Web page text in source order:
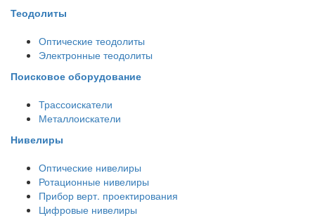
Теодолиты
Оптические теодолиты
Электронные теодолиты
Поисковое оборудование
Трассоискатели
Металлоискатели
Нивелиры
Оптические нивелиры
Ротационные нивелиры
Прибор верт. проектирования
Цифровые нивелиры